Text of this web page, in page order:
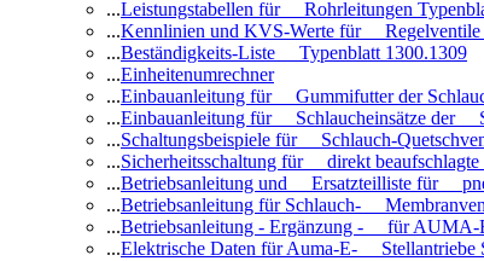
...Leistungstabellen für Rohrleitungen
...Kennlinien und KVS-Werte für
...Beständigkeits-Liste Typenblatt 1300.1309
...Einheitenumrechner
...Einbauanleitung für Gummifutter der
...Einbauanleitung für Schlaucheinsätze der
...Schaltungsbeispiele für Schlauch-
...Sicherheitsschaltung für direkt
...Betriebsanleitung und Ersatzteilliste für
...Betriebsanleitung für Schlauch-
...Betriebsanleitung - Ergänzung - für
...Elektrische Daten für Auma-E- Stellantriebe